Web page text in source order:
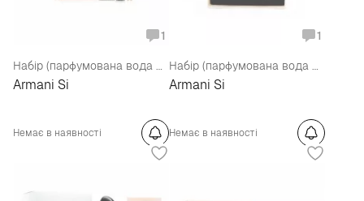
1
Набір (парфумована вода 50 мл + гель для душу 75 мл + мініатюра 7 мл)
Armani Si
Немає в наявності
1
Набір (парфумована вода Si 7 мл + парфумована вода Si Intense 7 мл)
Armani Si
Немає в наявності